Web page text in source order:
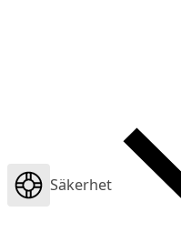
Säkerhet